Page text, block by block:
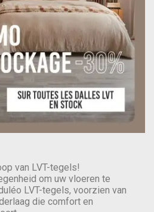
van LVT-tegels!
om uw vloeren te
LVT-tegels, voorzien van
die comfort en